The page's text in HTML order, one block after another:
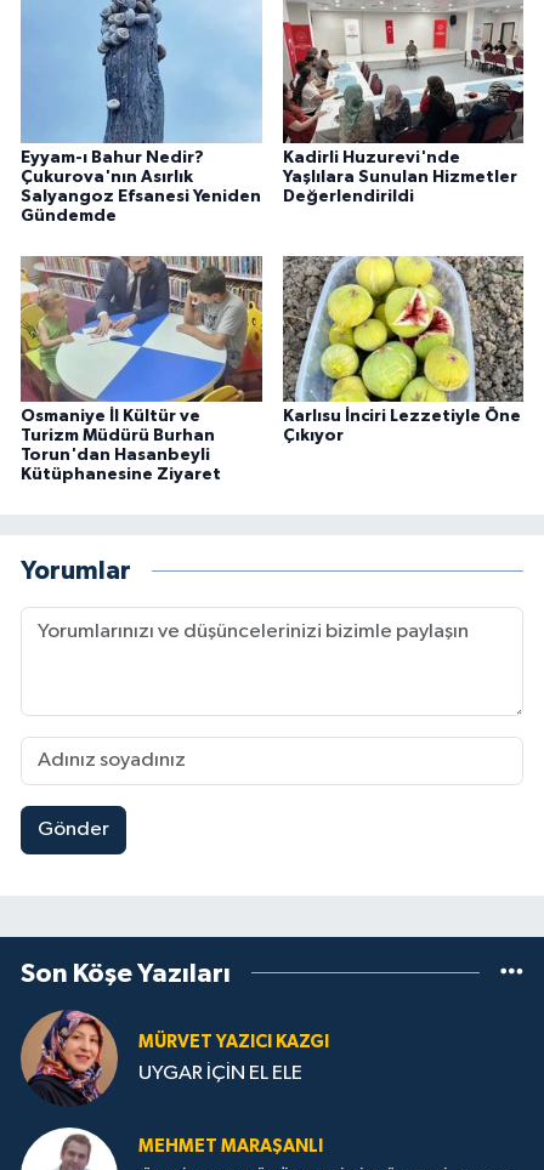
Eyyam-ı Bahur Nedir?
Çukurova'nın Asırlık
Salyangoz Efsanesi Yeniden
Gündemde
Kadirli Huzurevi'nde
Yaşlılara Sunulan Hizmetler
Değerlendirildi
Osmaniye İl Kültür ve
Turizm Müdürü Burhan
Torun'dan Hasanbeyli
Kütüphanesine Ziyaret
Karlısu İnciri Lezzetiyle Öne
Çıkıyor
Yorumlar
Gönder
Son Köşe Yazıları
MÜRVET YAZICI KAZGI
UYGAR İÇİN EL ELE
MEHMET MARAŞANLI